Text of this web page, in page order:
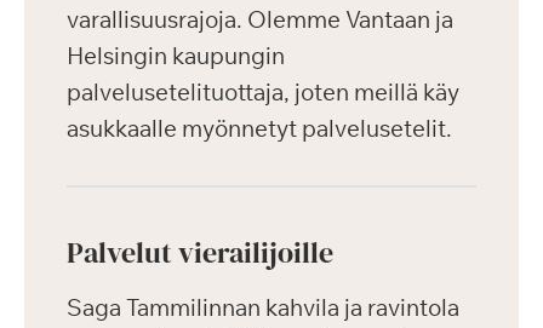
varallisuusrajoja. Olemme Vantaan ja
Helsingin kaupungin
palvelusetelituottaja, joten meillä käy
asukkaalle myönnetyt palvelusetelit.
Palvelut vierailijoille
Saga Tammilinnan kahvila ja ravintola